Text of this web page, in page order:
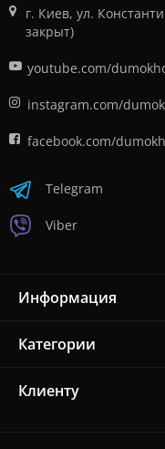
г. Киев, ул.
закрыт)
youtube.com/
instagram.com/
facebook.com/
Telegram
Viber
Информация
Категории
Клиенту